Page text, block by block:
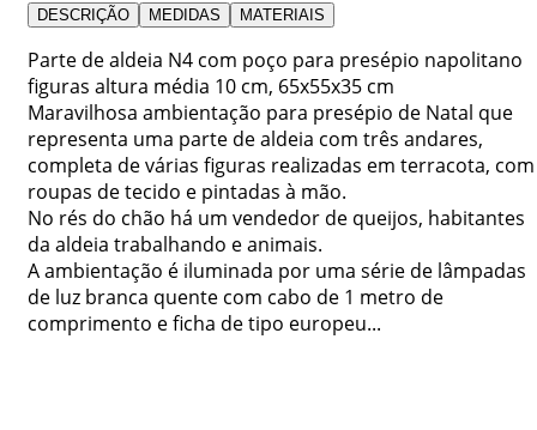
DESCRIÇÃO MEDIDAS MATERIAIS
Parte de aldeia N4 com poço para presépio napolitano
figuras altura média 10 cm, 65x55x35 cm
Maravilhosa ambientação para presépio de Natal que
representa uma parte de aldeia com três andares,
completa de várias figuras realizadas em terracota, com
roupas de tecido e pintadas à mão.
No rés do chão há um vendedor de queijos, habitantes
da aldeia trabalhando e animais.
A ambientação é iluminada por uma série de lâmpadas
de luz branca quente com cabo de 1 metro de
comprimento e ficha de tipo europeu...